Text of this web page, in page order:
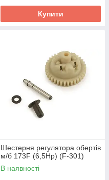
Купити
Шестерня регулятора обертів
м/б 173F (6,5Hp) (F-301)
В наявності